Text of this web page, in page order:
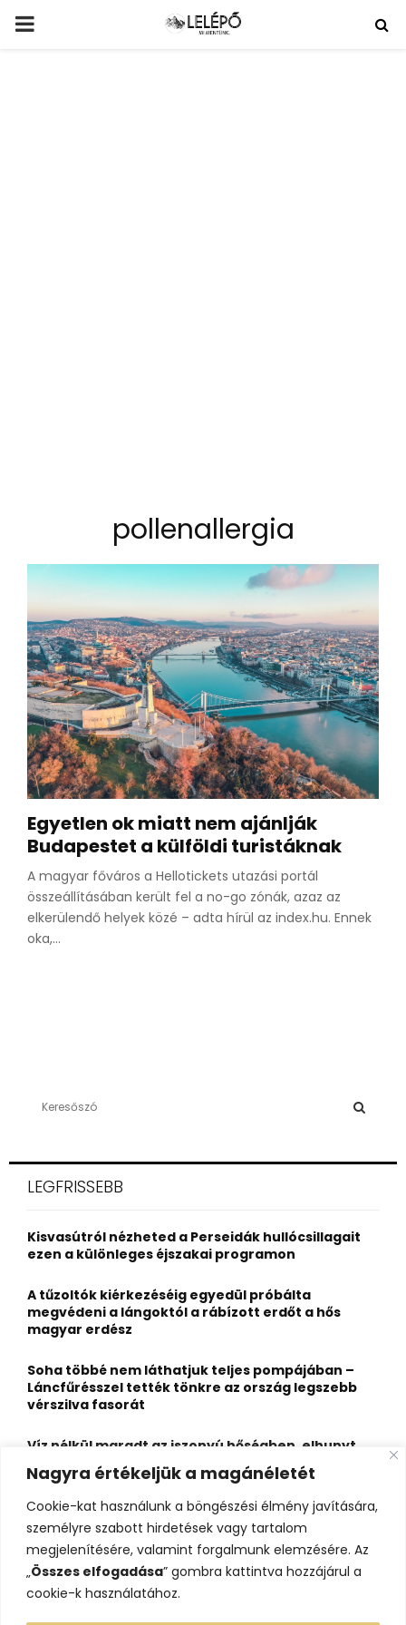
Nagyra értékeljük a magánéletét
Cookie-kat használunk a böngészési élmény javítására,
személyre szabott hirdetések vagy tartalom
megjelenítésére, valamint forgalmunk elemzésére. Az
„Összes elfogadása” gombra kattintva hozzájárul a
cookie-k használatához.
PRIMARY
pollenallergia
Egyetlen ok miatt nem ajánlják
Budapestet a külföldi turistáknak
A magyar főváros a Hellotickets utazási portál
összeállításában került fel a no-go zónák, azaz az
elkerülendő helyek közé – adta hírül az index.hu. Ennek
oka,...
h
o
r
LEGFRISSEBB
Kisvasútról nézheted a Perseidák hullócsillagait
ezen a különleges éjszakai programon
A tűzoltók kiérkezéséig egyedül próbálta
megvédeni a lángoktól a rábízott erdőt a hős
magyar erdész
Soha többé nem láthatjuk teljes pompájában –
Láncfűrésszel tették tönkre az ország legszebb
vérszilva fasorát
Víz nélkül maradt az iszonyú hőségben, elhunyt
egy kiránduló a legnépszerűbb horvát
hegységben
Felbecsülhetetlen értékű honfoglaláskori
leletegyüttes került elő Pest megyében – videóval